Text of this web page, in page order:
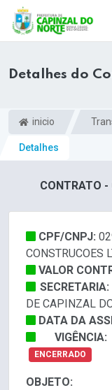
Detalhes do
inicio
Detalhes
CONTRATO
CPF/CNPJ:
CONSTRUCOES
VALOR
SECRETARIA:
DE CAPINZAL
DATA DA
ENCERRADO
OBJETO: